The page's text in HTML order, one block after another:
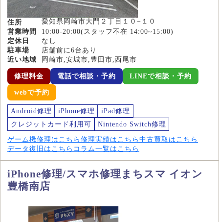
住所
愛知県岡崎市大門２丁目１０−１０
営業時間
10:00-20:00(スタッフ不在 14:00~15:00)
定休日
なし
駐車場
店舗前に6台あり
近い地域
岡崎市,安城市,豊田市,西尾市
修理料金 電話で相談・予約 LINEで相談・予約
webで予約
Android修理 iPhone修理
iPad修理
クレジットカード利用可
Nintendo Switch修理
ゲーム機修理はこちら 修理実績はこちら 中古買取はこちら
データ復旧はこちら コラム一覧はこちら
iPhone修理/スマホ修理まちスマ イオン
豊橋南店